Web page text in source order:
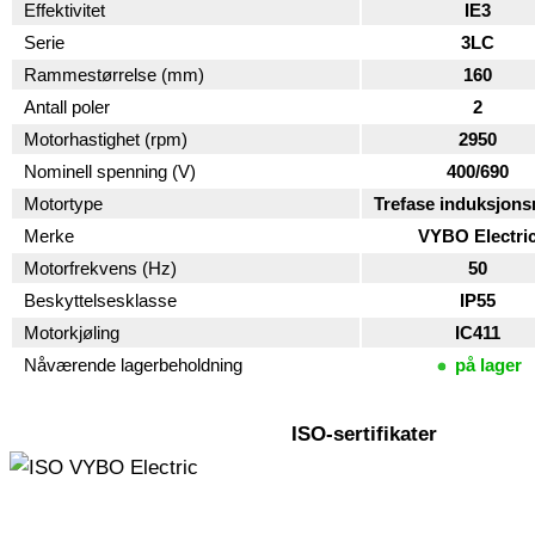
Effektivitet
IE3
Serie
3LC
Rammestørrelse (mm)
160
Antall poler
2
Motorhastighet (rpm)
2950
Nominell spenning (V)
400/690
Motortype
Trefase
Merke
VYBO
Motorfrekvens (Hz)
50
Beskyttelsesklasse
IP55
Motorkjøling
IC411
Nåværende lagerbeholdning
på lager
ISO-sertifikater